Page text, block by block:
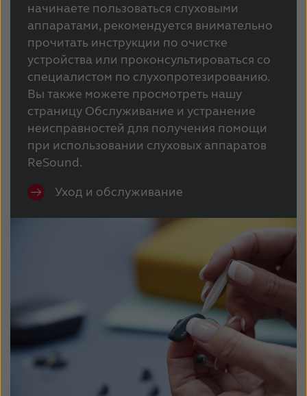
начинаете пользоваться слуховыми
аппаратами, рекомендуется внимательно
прочитать инструкции по очистке
устройства или проконсультироваться со
специалистом по слухопротезированию.
Вы также можете просмотреть нашу
страницу Обслуживание и устранение
неисправностей для получения помощи
при использовании слуховых аппаратов
ReSound.
Уход и обслуживание